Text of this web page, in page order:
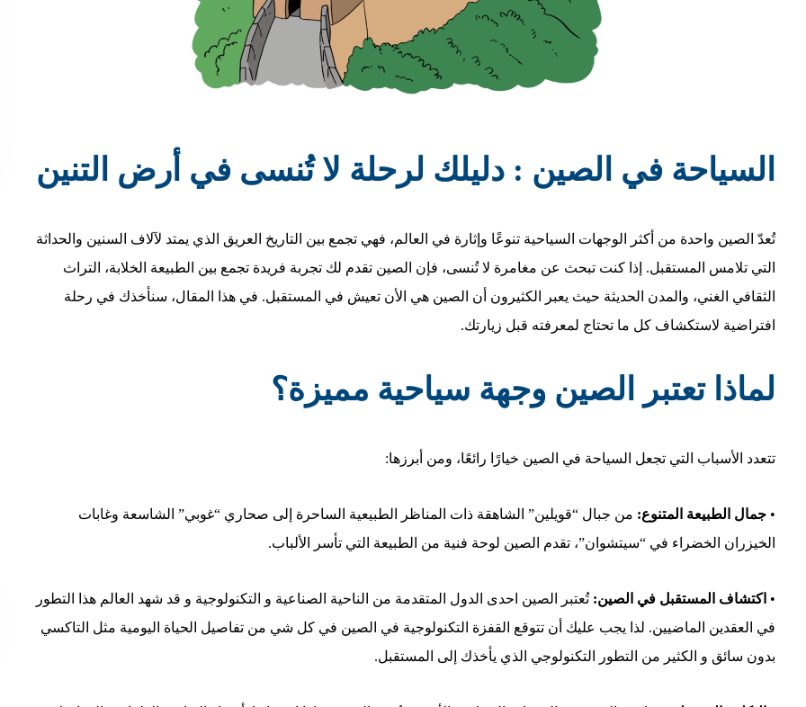
السياحة في الصين : دليلك لرحلة لا تُنسى في أرض التنين
تُعدّ الصين واحدة من أكثر الوجهات السياحية تنوعًا وإثارة في العالم، فهي تجمع بين التاريخ العريق الذي يمتد لآلاف السنين والحداثة
التي تلامس المستقبل. إذا كنت تبحث عن مغامرة لا تُنسى، فإن الصين تقدم لك تجربة فريدة تجمع بين الطبيعة الخلابة، التراث
الثقافي الغني، والمدن الحديثة حيث يعبر الكثيرون أن الصين هي الأن تعيش في المستقبل. في هذا المقال، سنأخذك في رحلة
افتراضية لاستكشاف كل ما تحتاج لمعرفته قبل زيارتك.
لماذا تعتبر الصين وجهة سياحية مميزة؟
تتعدد الأسباب التي تجعل السياحة في الصين خيارًا رائعًا، ومن أبرزها:
• جمال الطبيعة المتنوع: من جبال “قويلين” الشاهقة ذات المناظر الطبيعية الساحرة إلى صحاري “غوبي” الشاسعة وغابات
الخيزران الخضراء في “سيتشوان”، تقدم الصين لوحة فنية من الطبيعة التي تأسر الألباب.
• اكتشاف المستقبل في الصين: تُعتبر الصين احدى الدول المتقدمة من الناحية الصناعية و التكنولوجية و قد شهد العالم هذا التطور
في العقدين الماضيين. لذا يجب عليك أن تتوقع القفزة التكنولوجية في الصين في كل شي من تفاصيل الحياة اليومية مثل التاكسي
بدون سائق و الكثير من التطور التكنولوجي الذي يأخذك إلى المستقبل.